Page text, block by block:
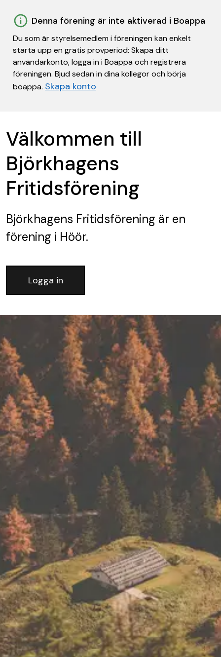
Denna förening är inte aktiverad i Boappa
Du som är styrelsemedlem i föreningen kan enkelt
starta upp en gratis provperiod: Skapa ditt
användarkonto, logga in i Boappa och registrera
föreningen. Bjud sedan in dina kollegor och börja
boappa. Skapa konto
Välkommen till
Björkhagens
Fritidsförening
Björkhagens Fritidsförening är en
förening i Höör.
Logga in